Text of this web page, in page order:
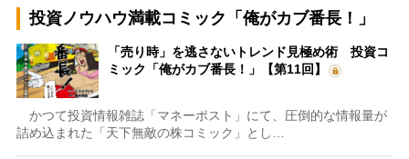
投資ノウハウ満載コミック「俺がカブ番長！」
「売り時」を逃さないトレンド見極め術 投資コ
ミック「俺がカブ番長！」【第11回】
かつて投資情報雑誌「マネーポスト」にて、圧倒的な情報量が
詰め込まれた「天下無敵の株コミック」とし…